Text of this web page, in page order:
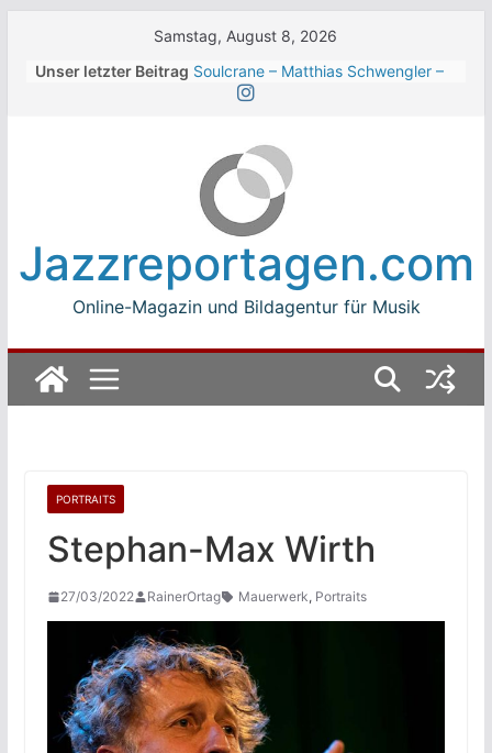
Samstag, August 8, 2026
Unser letzter Beitrag Soulcrane – Matthias Schwengler –
Walter Trout Band beim Winterbach
Zeltspektakel 2026
The Cinelli Brothers beim
Winterbach Zeltspektakel 2026
Jean-Michel Jarre bei den jazz open
Modena auf der Piazza Roma 2026
Jazzreportagen.com
Online-Magazin und Bildagentur für Musik
PORTRAITS
Stephan-Max Wirth
27/03/2022 RainerOrtag Mauerwerk, Portraits